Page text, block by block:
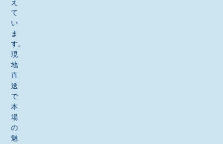
て
い
ま
す。
現
地
直
送
で
本
場
の
魅